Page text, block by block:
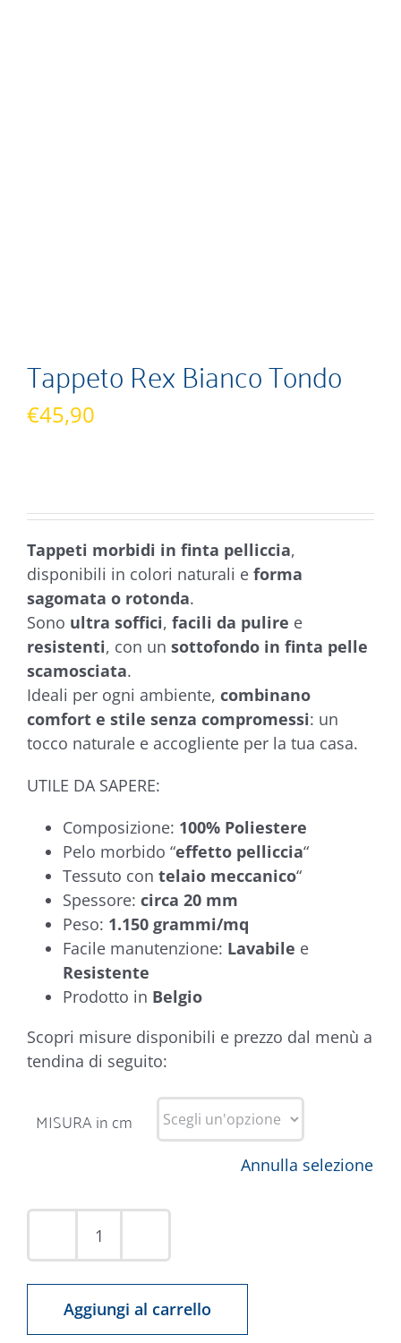
Tappeto Rex Bianco Tondo
€45,90
Tappeti morbidi in finta pelliccia,
disponibili in colori naturali e forma
sagomata o rotonda.
Sono ultra soffici, facili da pulire e
resistenti, con un sottofondo in finta pelle
scamosciata.
Ideali per ogni ambiente, combinano
comfort e stile senza compromessi: un
tocco naturale e accogliente per la tua casa.
UTILE DA SAPERE:
Composizione: 100% Poliestere
Pelo morbido “effetto pelliccia“
Tessuto con telaio meccanico“
Spessore: circa 20 mm
Peso: 1.150 grammi/mq
Facile manutenzione: Lavabile e
Resistente
Prodotto in Belgio
Scopri misure disponibili e prezzo dal menù a
tendina di seguito:
MISURA in cm
Annulla selezione
Tappeto
Tondo
Aggiungi al carrello